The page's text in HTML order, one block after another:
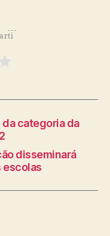
arti
categoria da
disseminará
escolas